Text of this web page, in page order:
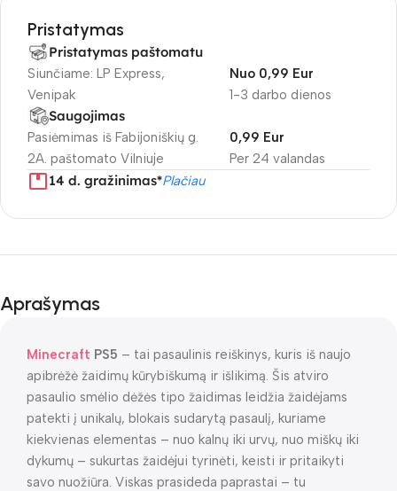
Pristatymas
Pristatymas paštomatu
Siunčiame: LP Express,
Venipak
1-3 darbo dienos
Nuo 0,99 Eur
Saugojimas
Pasiėmimas iš Fabijoniškių g.
2A. paštomato Vilniuje
Per 24 valandas
0,99 Eur
14 d. gražinimas*Plačiau
Aprašymas
Minecraft PS5 – tai pasaulinis reiškinys, kuris iš naujo
apibrėžė žaidimų kūrybiškumą ir išlikimą. Šis atviro
pasaulio smėlio dėžės tipo žaidimas leidžia žaidėjams
patekti į unikalų, blokais sudarytą pasaulį, kuriame
kiekvienas elementas – nuo kalnų iki urvų, nuo miškų iki
dykumų – sukurtas žaidėjui tyrinėti, keisti ir pritaikyti
savo nuožiūra. Viskas prasideda paprastai – tu